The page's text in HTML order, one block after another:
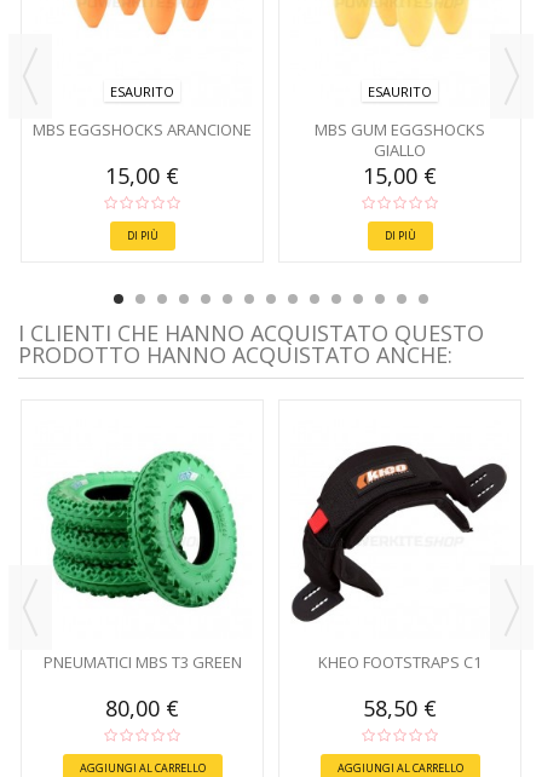
ESAURITO
MBS EGGSHOCKS ARANCIONE
15,00 €
DI PIÙ
ESAURITO
MBS GUM EGGSHOCKS
GIALLO
15,00 €
DI PIÙ
I CLIENTI CHE HANNO ACQUISTATO QUESTO
PRODOTTO HANNO ACQUISTATO ANCHE:
PNEUMATICI MBS T3 GREEN
80,00 €
AGGIUNGI AL CARRELLO
KHEO FOOTSTRAPS C1
58,50 €
AGGIUNGI AL CARRELLO